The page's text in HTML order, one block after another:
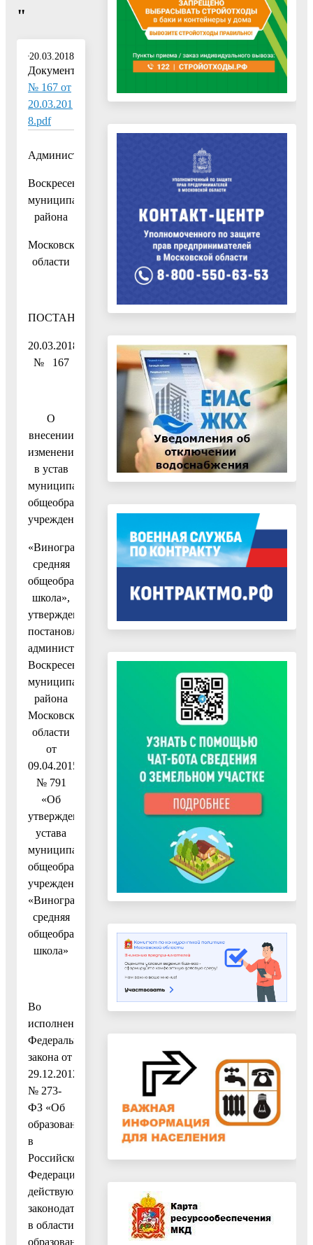
"
20.03.2018
Документ:
№ 167 от
20.03.201
8.pdf
Администрация
Воскресенского
муниципального
района
Московской
области
ПОСТАНОВЛЕНИЕ
20.03.2018
№ 167
О
внесении
изменений
в устав
муниципального
общеобразовательного
учреждения
«Виноградовская
средняя
общеобразовательная
школа»,
утвержденный
постановлением
администрации
Воскресенского
муниципального
района
Московской
области
от
09.04.2015
№ 791
«Об
утверждении
устава
муниципального
общеобразовательного
учреждения
«Виноградовская
средняя
общеобразовательная
школа»
Во
исполнение
Федерального
закона от
29.12.2012
№ 273-
ФЗ «Об
образовании
в
Российской
Федерации»,
действующего
законодательства
в области
образования